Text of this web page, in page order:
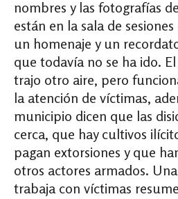
nombres y las fotografías
están en la sala de
un homenaje y un
que todavía no se ha ido.
trajo otro aire, pero
la atención de víctimas,
municipio dicen que las
cerca, que hay cultivos
pagan extorsiones y que
otros actores armados.
trabaja con víctimas